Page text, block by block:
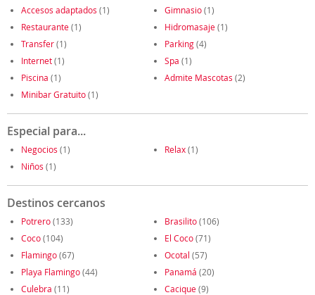
Accesos adaptados (1) Gimnasio(1)
Restaurante(1) Hidromasaje(1)
Transfer(1) Parking(4)
Internet(1) Spa (1)
Piscina (1) Admite Mascotas (2)
Minibar Gratuito(1)
Especial para...
Negocios (1) Relax(1)
Niños (1)
Destinos cercanos
Potrero(133) Brasilito(106)
Coco(104) El Coco(71)
Flamingo(67) Ocotal (57)
Playa Flamingo(44) Panamá (20)
Culebra (11) Cacique(9)